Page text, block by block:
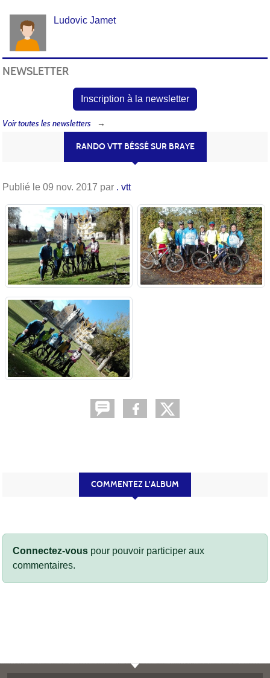
RANDO VTT BÉSSÉ SUR BRAYE
Publié le 09 nov. 2017 par . vtt
COMMENTEZ L'ALBUM
Connectez-vous pour pouvoir participer aux
commentaires.
Ludovic Jamet
NEWSLETTER
Inscription à la newsletter
Voir toutes les newsletters